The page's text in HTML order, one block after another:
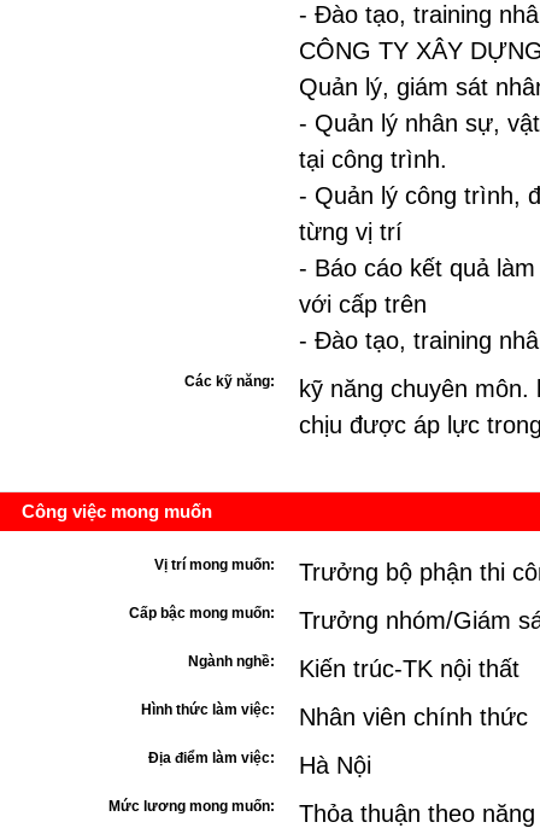
- Đào tạo, training
CÔNG TY XÂY
Quản lý, giám sát
- Quản lý nhân sự,
tại công trình.
- Quản lý công trình,
từng vị trí
- Báo cáo kết quả
với cấp trên
- Đào tạo, training
Các kỹ năng:
kỹ năng chuyên
chịu được áp lực
Công việc mong muốn
Vị trí mong muốn: Trưởng bộ phận thi
Cấp bậc mong muốn: Trưởng nhóm/Giám
Ngành nghề: Kiến trúc-TK nội thất
Hình thức làm việc: Nhân viên chính thức
Địa điểm làm việc: Hà Nội
Mức lương mong muốn: Thỏa thuận theo